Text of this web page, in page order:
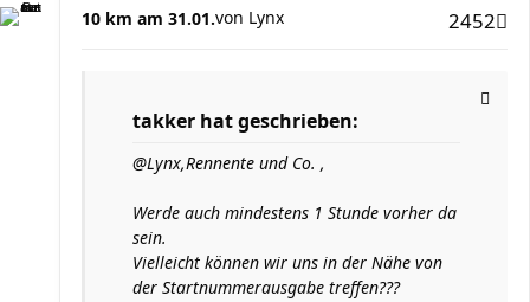
10 km am 31.01. 2452
von Lynx
takker hat geschrieben:
@Lynx,Rennente und Co. ,
Werde auch mindestens 1 Stunde vorher da
sein.
Vielleicht können wir uns in der Nähe von
der Startnummerausgabe treffen???